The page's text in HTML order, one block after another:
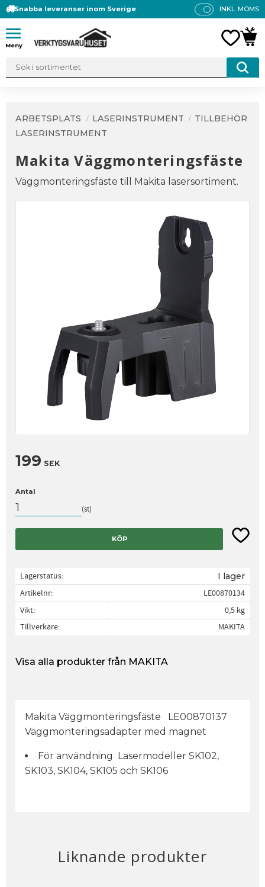
Meny
Snabba leveranser inom Sverige
P
A
INKL. MOMS
ARBETSPLATS LASERINSTRUMENT
TILLBEHÖR
LASERINSTRUMENT
Makita Väggmonteringsfäste
Väggmonteringsfäste till Makita lasersortiment.
199 SEK
Antal
st
KÖP Lägg
Lagerstatus I lager
Artikelnr
LE00870134
Vikt
0,5 kg
Tillverkare
MAKITA
Visa alla produkter från MAKITA
Makita Väggmonteringsfäste LE00870137
Väggmonteringsadapter med magnet
För användning Lasermodeller SK102,
SK103, SK104, SK105 och SK106
Liknande produkter